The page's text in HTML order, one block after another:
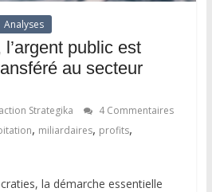
Analyses
public est
au secteur
Strategika
4 Commentaires
, miliardaires, profits,
la démarche essentielle